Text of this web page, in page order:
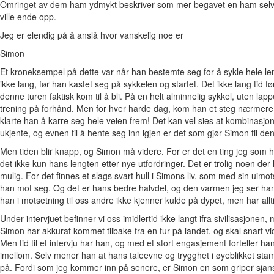
Omringet av dem ham ydmykt beskriver som mer begavet en ham
ville ende opp.
Jeg er elendig på å anslå hvor vanskelig noe er
Simon
Et kroneksempel på dette var når han bestemte seg for å sykle hele
ikke lang, før han kastet seg på sykkelen og startet. Det ikke lang tid
denne turen faktisk kom til å bli. På en helt alminnelig sykkel, uten
trening på forhånd. Men for hver harde dag, kom han et steg
klarte han å karre seg hele veien frem! Det kan vel sies at
ukjente, og evnen til å hente seg inn igjen er det som gjør Simon til
Men tiden blir knapp, og Simon må videre. For er det en ting jeg som
det ikke kun hans lengten etter nye utfordringer. Det er trolig noen
mulig. For det finnes et slags svart hull i Simons liv, som med sin
han mot seg. Og det er hans bedre halvdel, og den varmen jeg ser
han i motsetning til oss andre ikke kjenner kulde på dypet, men har
Under intervjuet befinner vi oss imidlertid ikke langt ifra sivilisasjonen,
Simon har akkurat kommet tilbake fra en tur på landet, og skal snart
Men tid til et intervju har han, og med et stort engasjement forteller
imellom. Selv mener han at hans taleevne og trygghet i øyeblikket
på. Fordi som jeg kommer inn på senere, er Simon en som griper